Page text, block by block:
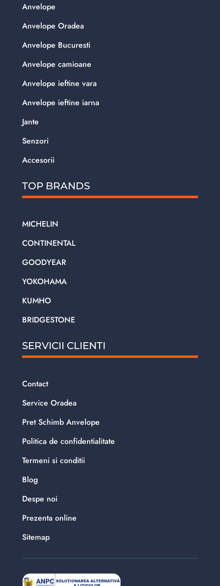
Anvelope
Anvelope Oradea
Anvelope Bucuresti
Anvelope camioane
Anvelope ieftine vara
Anvelope ieftine iarna
Jante
Senzori
Accesorii
TOP BRANDS
MICHELIN
CONTINENTAL
GOODYEAR
YOKOHAMA
KUMHO
BRIDGESTONE
SERVICII CLIENTI
Contact
Service Oradea
Pret Schimb Anvelope
Politica de confidentialitate
Termeni si conditii
Blog
Despe noi
Prezenta online
Sitemap